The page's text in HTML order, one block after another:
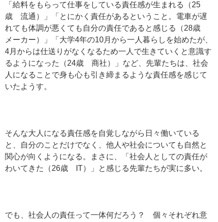
「給料をもらって仕事をしている責任感が生まれる（25
歳 流通）」「とにかく責任があるということ。電車が遅
れても体調が悪くても自分の責任であると感じる（28歳
メーカー）」「大学4年の10月から一人暮らしを始めたが、
4月からは仕送りがなくなるため一人で生きていくと意識す
るようになった（24歳 商社）」など、先輩たちは、社会
人になることで身も心も引き締まるような責任感を感じて
いたようす。
そんな大人になる責任感を自覚しながら日々働いている
と、自分のことだけでなく、他人や社会についても自然と
関心が向くようになる。まさに、「社会人としての責任が
わいてきた（26歳 IT）」と感じる先輩たちが実に多い。
でも、社会人の責任って一体何だろう？ 個々それぞれ意